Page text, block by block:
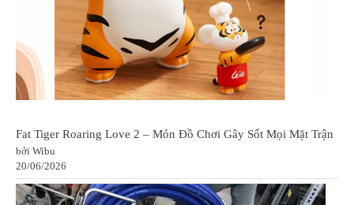
Fat Tiger Roaring Love 2 – Món Đồ Chơi Gây Sốt Mọi Mặt Trận
bởi Wibu
20/06/2026